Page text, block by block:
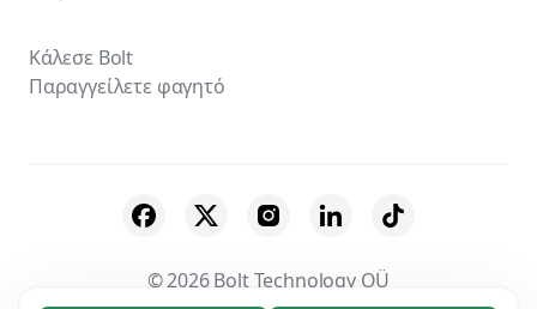
Κάλεσε Bolt
Παραγγείλετε φαγητό
© 2026 Bolt Technology OÜ